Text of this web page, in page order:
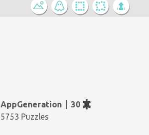
AppGeneration
30
5753 Puzzles